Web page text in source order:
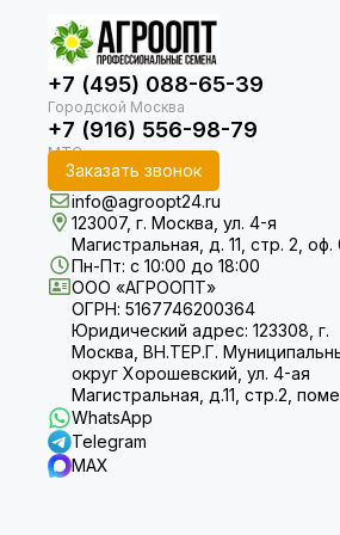
можно добиться высокой
эффективности и…
+7 (495) 088-65-39
+7 (916) 556-98-79
Заказать звонок
info@agroopt24.ru
123007, г. Москва, ул. 4-я
Магистральная, д. 11, стр. 2, оф.
Пн-Пт: с 10:00 до 18:00
ООО «АГРООПТ»
ОГРН: 5167746200364
Юридический адрес: 123308, г.
Москва, ВН.ТЕР.Г.
округ Хорошевский, ул. 4-ая
Магистральная, д.11, стр.2,
WhatsApp
Telegram
MAX